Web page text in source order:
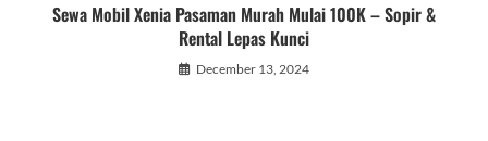
Sewa Mobil Xenia Pasaman Murah Mulai 100K – Sopir &
Rental Lepas Kunci
December 13, 2024